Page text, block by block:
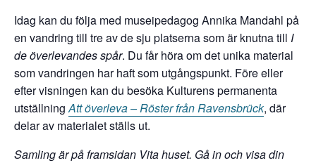
Idag kan du följa med museipedagog Annika Mandahl på
en vandring till tre av de sju platserna som är knutna till I
de överlevandes spår. Du får höra om det unika material
som vandringen har haft som utgångspunkt. Före eller
efter visningen kan du besöka Kulturens permanenta
utställningAtt överleva – Röster från Ravensbrück, där
delar av materialet ställs ut.
Samling är på framsidan Vita huset. Gå in och visa din